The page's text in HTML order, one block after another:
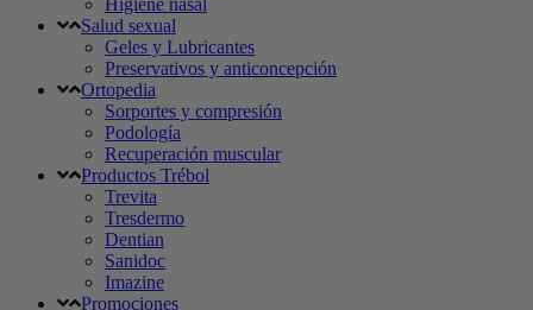
Higiene nasal
Salud sexual
Geles y Lubricantes
Preservativos y anticoncepción
Ortopedia
Sorportes y compresión
Podología
Recuperación muscular
Productos Trébol
Trevita
Tresdermo
Dentian
Sanidoc
Imazine
Promociones